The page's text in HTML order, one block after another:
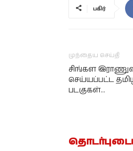
பகிர்
முந்தைய செய்தி
சிங்கள
செய்யப்பட்ட
படகுகள்…